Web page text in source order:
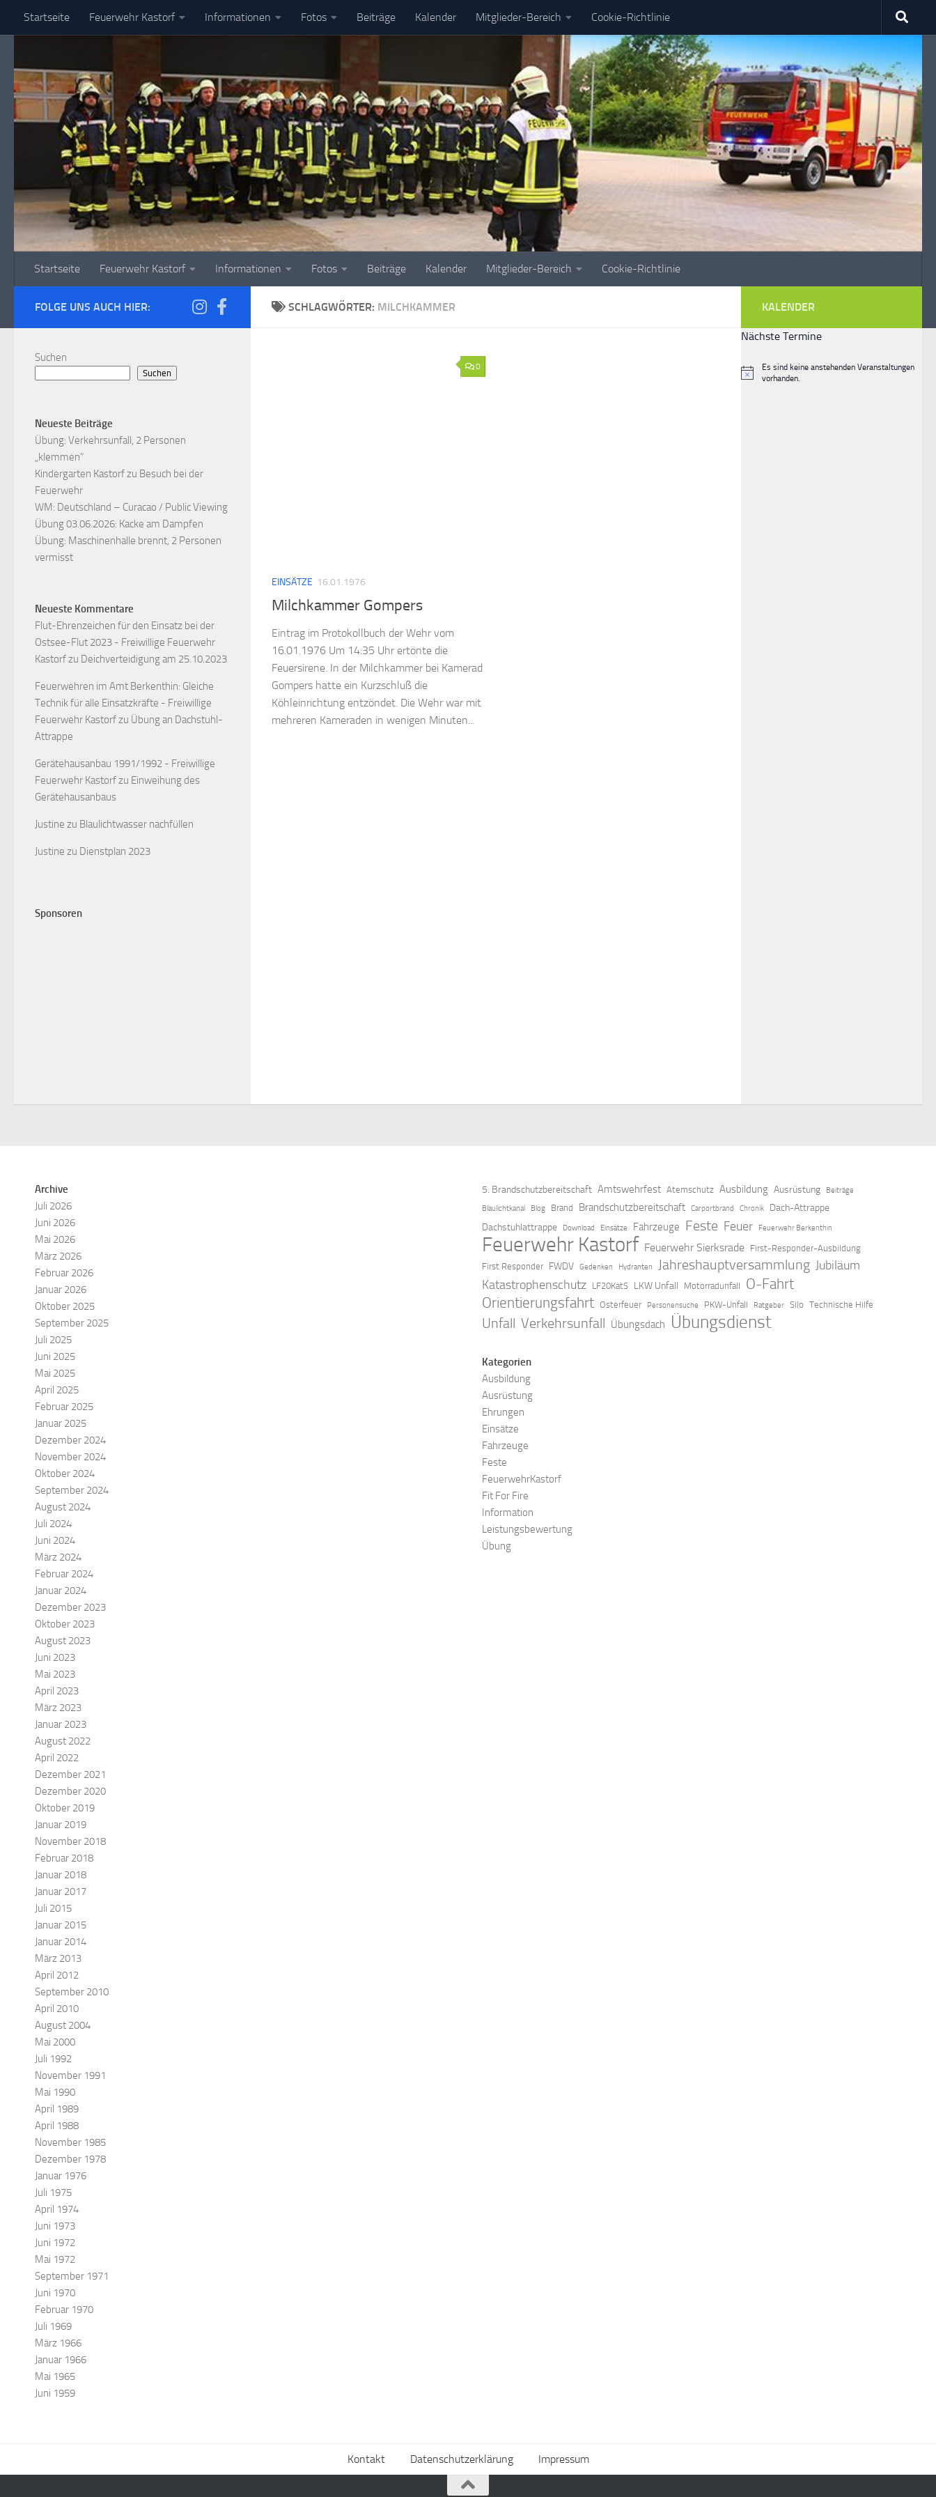
Zum Inhalt springen
Startseite Feuerwehr Kastorf Informationen Fotos Beiträge Kalender Mitglieder-Bereich Cookie-Richtlinie
Startseite Feuerwehr Kastorf Informationen Fotos Beiträge Kalender Mitglieder-Bereich Cookie-Richtlinie
SCHLAGWÖRTER: MILCHKAMMER
0
EINSÄTZE 16.01.1976
Milchkammer Gompers
Eintrag im Protokollbuch der Wehr vom
16.01.1976 Um 14:35 Uhr ertönte die
Feuersirene. In der Milchkammer bei Kamerad
Gompers hatte ein Kurzschluß die
Köhleinrichtung entzöndet. Die Wehr war mit
mehreren Kameraden in wenigen Minuten...
FOLGE UNS AUCH HIER:
Suchen
Suchen
Neueste Beiträge
Übung: Verkehrsunfall, 2 Personen
„klemmen“
Kindergarten Kastorf zu Besuch bei der
Feuerwehr
WM: Deutschland – Curacao / Public Viewing
Übung 03.06.2026: Kacke am Dampfen
Übung: Maschinenhalle brennt, 2 Personen
vermisst
Neueste Kommentare
Flut-Ehrenzeichen für den Einsatz bei der
Ostsee-Flut 2023 - Freiwillige Feuerwehr
Kastorfzu Deichverteidigung am 25.10.2023
Feuerwehren im Amt Berkenthin: Gleiche
Technik für alle Einsatzkräfte - Freiwillige
Feuerwehr Kastorfzu Übung an Dachstuhl-
Attrappe
Gerätehausanbau 1991/1992 - Freiwillige
Feuerwehr Kastorfzu Einweihung des
Gerätehausanbaus
Justine zu Blaulichtwasser nachfüllen
Justine zu Dienstplan 2023
Sponsoren
KALENDER
Nächste Termine
Hinweis
Es sind keine anstehenden Veranstaltungen
vorhanden.
Archive
Juli 2026
Juni 2026
Mai 2026
März 2026
Februar 2026
Januar 2026
Oktober 2025
September 2025
Juli 2025
Juni 2025
Mai 2025
April 2025
Februar 2025
Januar 2025
Dezember 2024
November 2024
Oktober 2024
September 2024
August 2024
Juli 2024
Juni 2024
März 2024
Februar 2024
Januar 2024
Dezember 2023
Oktober 2023
August 2023
Juni 2023
Mai 2023
April 2023
März 2023
Januar 2023
August 2022
April 2022
Dezember 2021
Dezember 2020
Oktober 2019
Januar 2019
November 2018
Februar 2018
Januar 2018
Januar 2017
Juli 2015
Januar 2015
Januar 2014
März 2013
April 2012
September 2010
April 2010
August 2004
Mai 2000
Juli 1992
November 1991
Mai 1990
April 1989
April 1988
November 1985
Dezember 1978
Januar 1976
Juli 1975
April 1974
Juni 1973
Juni 1972
Mai 1972
September 1971
Juni 1970
Februar 1970
Juli 1969
März 1966
Januar 1966
Mai 1965
Juni 1959
5. Brandschutzbereitschaft Amtswehrfest Atemschutz Ausbildung Ausrüstung
Beiträge
Blaulichtkanal
Blog Brand Brandschutzbereitschaft Carportbrand Chronik
Dach-Attrappe
Dachstuhlattrappe
Download Einsätze Fahrzeuge Feste Feuer Feuerwehr Berkenthin
Feuerwehr Kastorf Feuerwehr Sierksrade
First-Responder-Ausbildung
First Responder
FWDV Gedenken Hydranten Jahreshauptversammlung Jubiläum
Katastrophenschutz
LF20KatS LKW Unfall Motorradunfall
O-Fahrt
Orientierungsfahrt Osterfeuer Personensuche PKW-Unfall Ratgeber Silo Technische Hilfe
Unfall Verkehrsunfall Übungsdach Übungsdienst
Kategorien
Ausbildung
Ausrüstung
Ehrungen
Einsätze
Fahrzeuge
Feste
FeuerwehrKastorf
Fit For Fire
Information
Leistungsbewertung
Übung
Kontakt Datenschutzerklärung Impressum